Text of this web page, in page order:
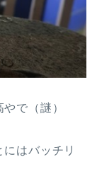
で（謎）
はバッチリ